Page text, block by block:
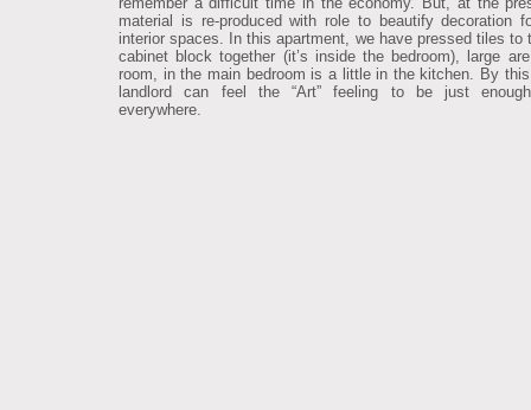
material is re-produced with role to beautify decoration
interior spaces. In this apartment, we have pressed tiles to
cabinet block together (it’s inside the bedroom), large
room, in the main bedroom is a little in the kitchen. By
landlord can feel the “Art” feeling to be just
everywhere.